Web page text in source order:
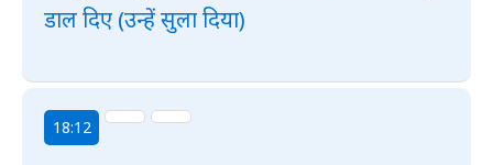
डाल दिए (उन्हें सुला दिया)
18:12